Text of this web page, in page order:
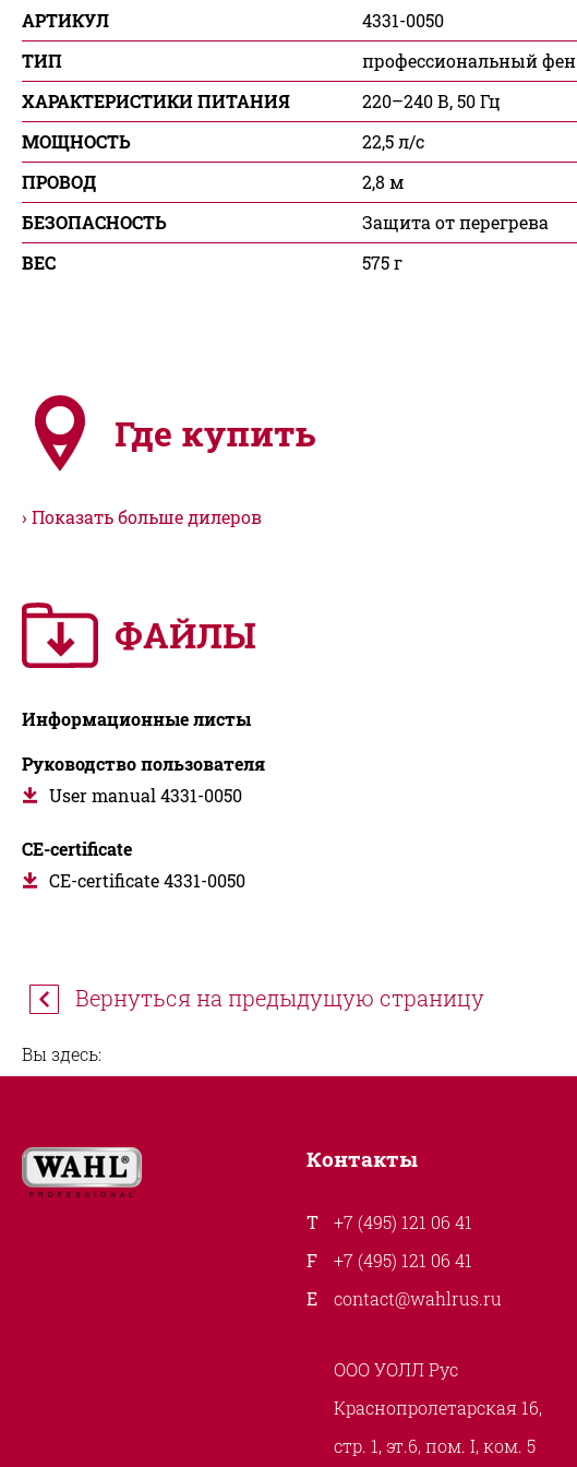
АРТИКУЛ
4331-0050
ТИП
профессиональный фен
ХАРАКТЕРИСТИКИ ПИТАНИЯ
220–240 В, 50 Гц
МОЩНОСТЬ
22,5 л/с
ПРОВОД
2,8 м
БЕЗОПАСНОСТЬ
Защита от перегрева
ВЕС
575 г
Где купить
Показать больше дилеров
ФАЙЛЫ
Информационные листы
Руководство пользователя
User manual 4331-0050
CE-certificate
CE-certificate 4331-0050
Вернуться на предыдущую страницу
Вы здесь:
Контакты
+7 (495) 121 06 41
+7 (495) 121 06 41
contact@wahlrus.ru
ООО УОЛЛ Рус
Краснопролетарская 16,
стр. 1, эт.6, пом. I, ком. 5